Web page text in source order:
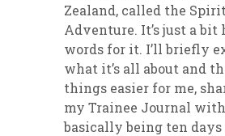
Zealand, called the
Adventure. It’s just a bit
words for it. I’ll briefly
what it’s all about and
things easier for me,
my Trainee Journal with
basically being ten days